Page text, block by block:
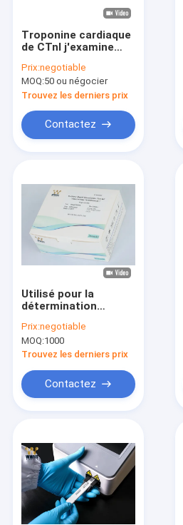
Des produits
Au sujet de nous
Visite d'usine
Troponine cardiaque
de CTnI j'examine
fluorescence de la
FIA POCT du kit
WWHS
Prix:negotiable
MOQ:50 ou négocier
Trouvez les derniers prix
Contactez
Utilisé pour la
détermination
dimère dans le sang
total et le plasma
humains
Prix:negotiable
MOQ:1000
Trouvez les derniers prix
Contactez